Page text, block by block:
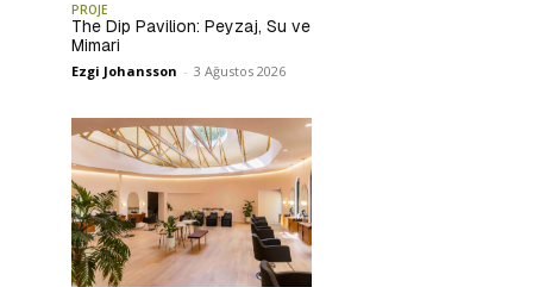
PROJE
The Dip Pavilion: Peyzaj, Su ve
Mimari
Ezgi Johansson - 3 Ağustos 2026